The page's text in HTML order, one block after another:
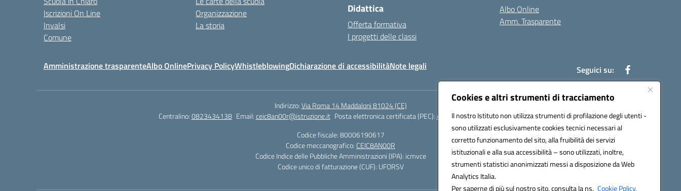
Cookies e altri strumenti di tracciamento
Il nostro Istituto non utilizza strumenti di profilazione degli utenti -
sono utilizzati esclusivamente cookies tecnici necessari al
corretto funzionamento del sito, alla fruibilità dei servizi
istituzionali e alla sua accessibilità – sono utilizzati, inoltre,
strumenti statistici anonimizzati messi a disposizione da Web
Analytics Italia.
Per saperne di più sul nostro sito, consulta la ns. Cookie Policy.
Iscrizioni On Line
Invalsi
Comune
Organizzazione
La storia
Didattica
Offerta formativa
I progetti delle classi
Albo Online
Amm. Trasparente
Amministrazione trasparenteAlbo OnlinePrivacy PolicyWhistleblowingDichiarazione di accessibilitàNote legali Seguici su:
Indirizzo:Via Roma 14 Maddaloni 81024 (CE)
Centralino:0823434138 Email:ceic8an00r@istruzione.it Posta elettronica certificata (PEC):ceic8an00r@pec.istruzione.it
Codice fiscale: 80006190617
Codice meccanografico: CEIC8AN00R
Codice Indice delle Pubbliche Amministrazioni (IPA): icmvce
Codice unico di fatturazione (CUF): UFORSV